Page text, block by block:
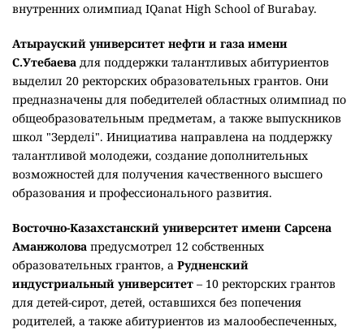
победителей республиканских олимпиад и победителей
Атырауский университет нефти и газа имени
С.Утебаева для поддержки талантливых абитуриентов
выделил 20 ректорских образовательных грантов. Они
предназначены для победителей областных олимпиад по
общеобразовательным предметам, а также выпускников
школ "Зерделі". Инициатива направлена на поддержку
талантливой молодежи, создание дополнительных
возможностей для получения качественного высшего
Восточно-Казахстанский университет имени Сарсена
Аманжоловапредусмотрел 12 собственных
образовательных грантов, аРудненский
индустриальный университет– 10 ректорских грантов
для детей-сирот, детей, оставшихся без попечения